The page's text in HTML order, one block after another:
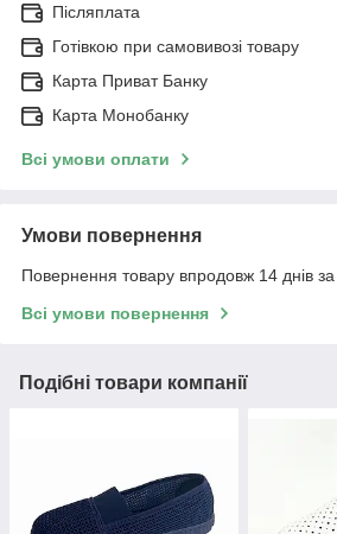
Післяплата
Готівкою при самовивозі товару
Карта Приват Банку
Карта Монобанку
Всі умови оплати
Умови повернення
Повернення товару впродовж 14 днів
Всі умови повернення
Подібні товари компанії